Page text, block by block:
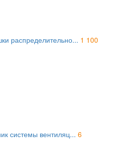
распределительно... 1 100
системы вентиляц... 6